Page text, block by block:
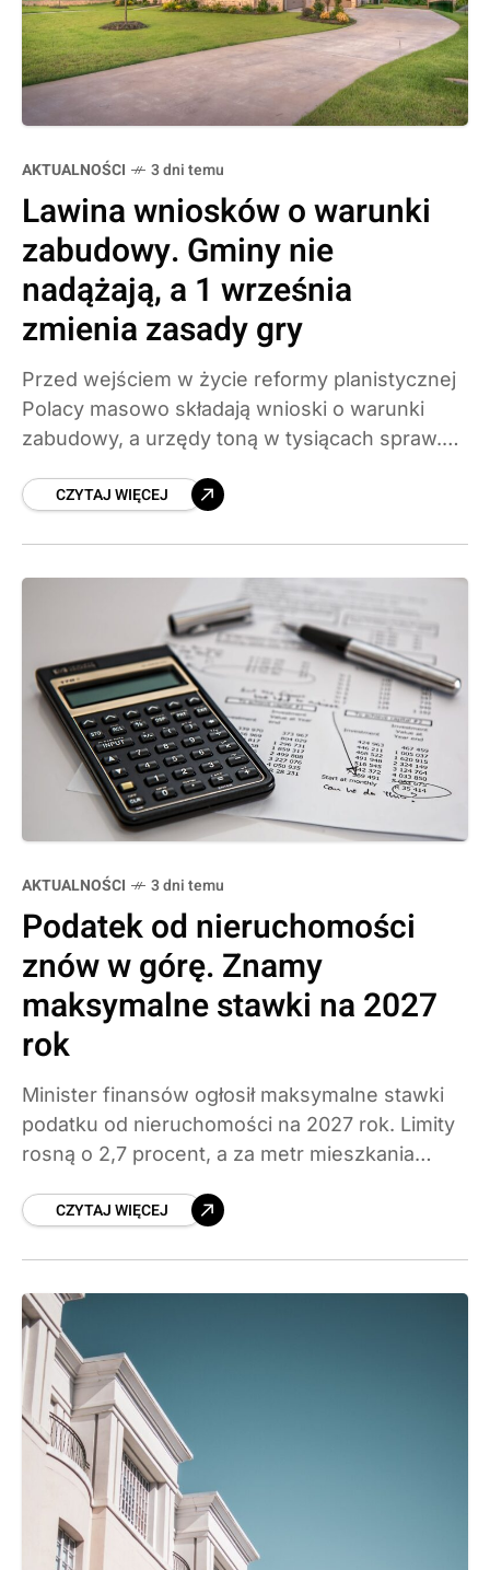
AKTUALNOŚCI 3 dni temu
Lawina wniosków o warunki
zabudowy. Gminy nie
nadążają, a 1 września
zmienia zasady gry
Przed wejściem w życie reformy planistycznej
Polacy masowo składają wnioski o warunki
zabudowy, a urzędy toną w tysiącach spraw.
przed 1 września 2026 roku będą rozpatrzone
wydawanie decyzji.
CZYTAJ WIĘCEJ
AKTUALNOŚCI 3 dni temu
Podatek od nieruchomości
znów w górę. Znamy
maksymalne stawki na 2027
rok
Minister finansów ogłosił maksymalne stawki
podatku od nieruchomości na 2027 rok. Limity
rosną o 2,7 procent, a za metr mieszkania
Sprawdzamy, ile realnie zapłacą właściciele
CZYTAJ WIĘCEJ